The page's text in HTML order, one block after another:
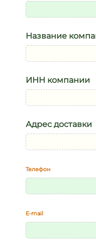
Название
ИНН компании
Адрес доставки
Телефон
E-mail